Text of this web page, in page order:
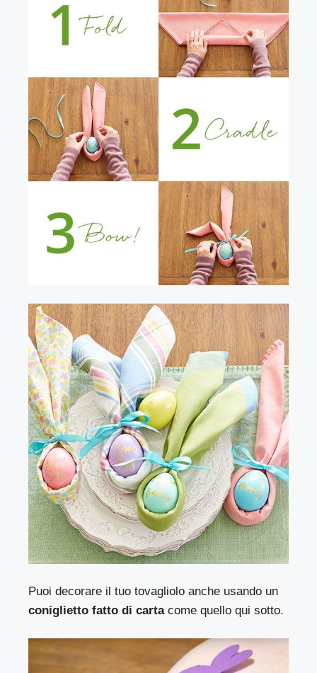
Puoi decorare il tuo tovagliolo anche usando un
coniglietto fatto di cartacome quello qui sotto.